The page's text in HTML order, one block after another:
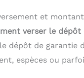
et
verser le dépôt
le dépôt de
espèces ou